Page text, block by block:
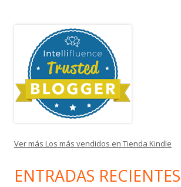
Ver más Los más vendidos en Tienda Kindle
ENTRADAS RECIENTES